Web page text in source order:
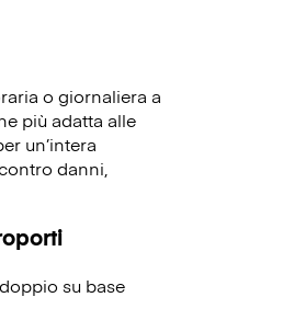
o giornaliera a
più adatta alle
un’intera
danni,
su base